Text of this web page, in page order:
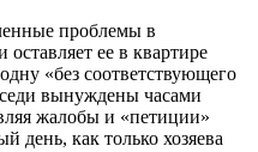
проблемы в
оставляет ее в квартире
«без соответствующего
вынуждены часами
жалобы и «петиции»
день, как только хозяева